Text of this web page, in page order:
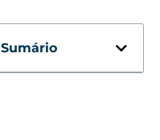
Sumário